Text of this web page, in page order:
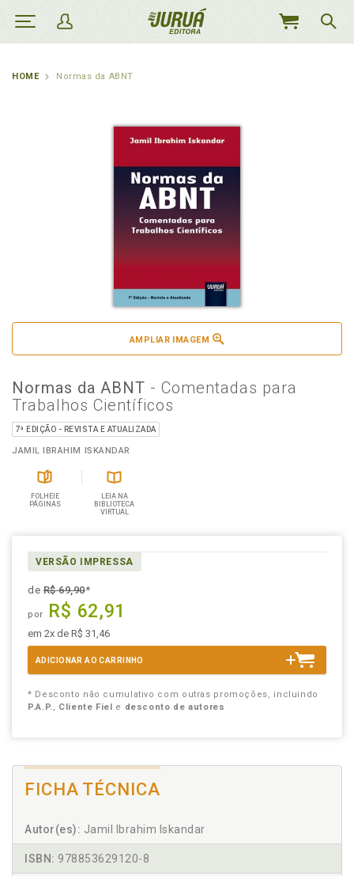
MEU
HOME Normas da ABNT
AMPLIAR IMAGEM
Normas da ABNT - Comentadas para
Trabalhos Científicos
7ª EDIÇÃO - REVISTA E ATUALIZADA
JAMIL IBRAHIM ISKANDAR
FOLHEIE
PÁGINAS
LEIA NA
BIBLIOTECA
VIRTUAL
VERSÃO IMPRESSA
deR$ 69,90*
por R$ 62,91
em 2x de R$ 31,46
ADICIONAR AO CARRINHO
* Desconto não cumulativo com outras promoções, incluindo
P.A.P., Cliente Fiel e desconto de autores
FICHA TÉCNICA
Autor(es): Jamil Ibrahim Iskandar
ISBN: 978853629120-8